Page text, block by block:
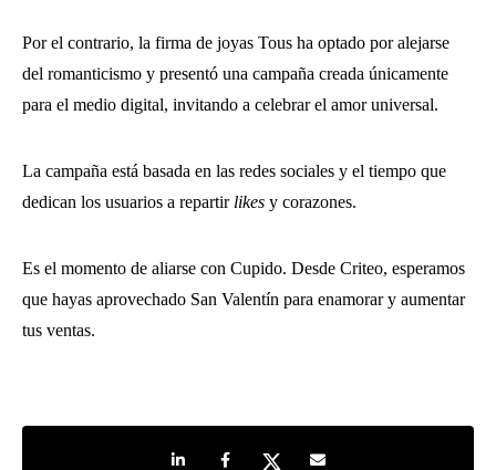
Por el contrario, la firma de joyas Tous ha optado por alejarse
del romanticismo y presentó una campaña creada únicamente
para el medio digital, invitando a celebrar el amor universal.
La campaña está basada en las redes sociales y el tiempo que
dedican los usuarios a repartir likes y corazones.
Es el momento de aliarse con Cupido. Desde Criteo, esperamos
que hayas aprovechado San Valentín para enamorar y aumentar
tus ventas.
Share on LinkedIn
Share on Facebook
Share on TwitterShare by e-mail